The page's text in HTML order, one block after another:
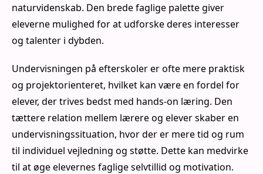
naturvidenskab. Den brede faglige palette giver
eleverne mulighed for at udforske deres interesser
og talenter i dybden.
Undervisningen på efterskoler er ofte mere praktisk
og projektorienteret, hvilket kan være en fordel for
elever, der trives bedst med hands-on læring. Den
tættere relation mellem lærere og elever skaber en
undervisningssituation, hvor der er mere tid og rum
til individuel vejledning og støtte. Dette kan medvirke
til at øge elevernes faglige selvtillid og motivation.